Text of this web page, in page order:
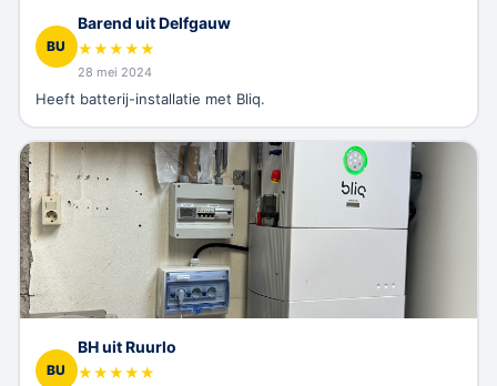
BU
Barend uit Delfgauw
★★★★★
28 mei 2024
Heeft batterij-installatie met Bliq.
BU
BH uit Ruurlo
★★★★★